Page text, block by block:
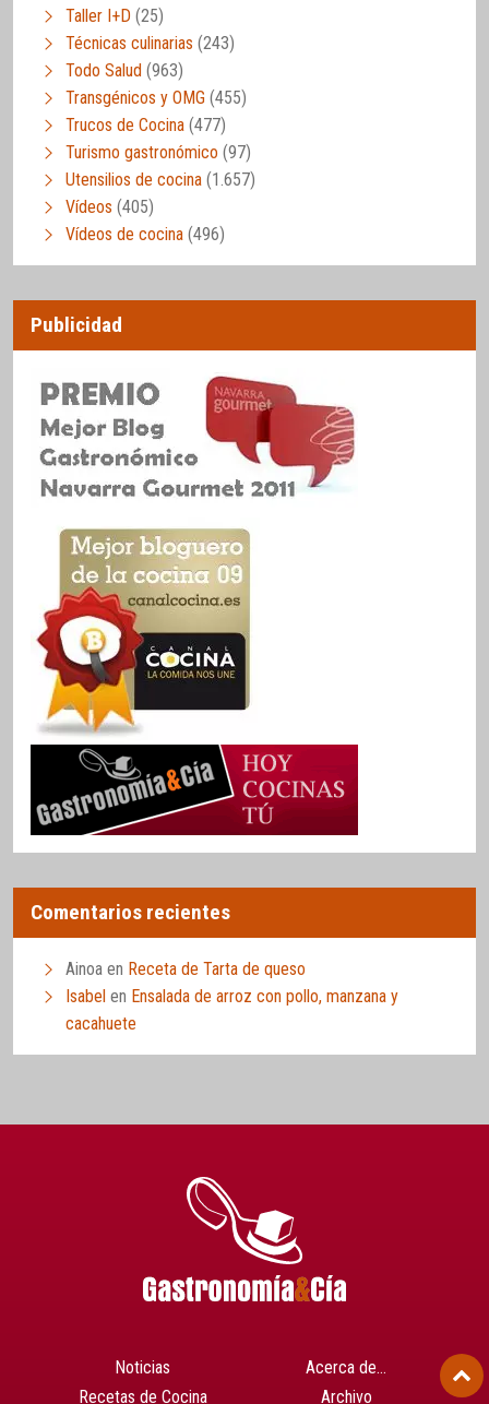
Taller I+D (25)
Técnicas culinarias (243)
Todo Salud (963)
Transgénicos y OMG (455)
Trucos de Cocina (477)
Turismo gastronómico (97)
Utensilios de cocina (1.657)
Vídeos (405)
Vídeos de cocina (496)
Publicidad
Comentarios recientes
Ainoa en Receta de Tarta de queso
Isabel en Ensalada de arroz con pollo, manzana y
cacahuete
Noticias
Recetas de Cocina
Acerca de…
Archivo